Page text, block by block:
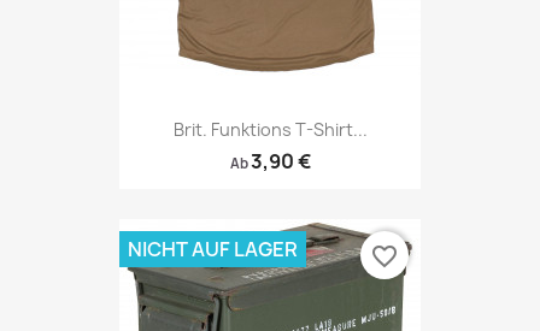
Brit. Funktions T-Shirt...
Ab3,90 €
NICHT AUF LAGER favorite_border